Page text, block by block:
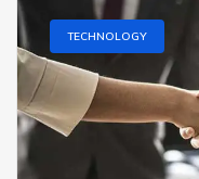
TECHNOLOGY